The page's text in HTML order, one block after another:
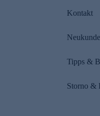
Kontakt
Tipps &
Storno &